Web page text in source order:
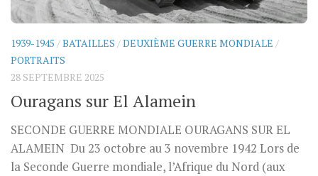
1939-1945 /BATAILLES /DEUXIÈME GUERRE MONDIALE /
PORTRAITS
28 SEPTEMBRE 2025
Ouragans sur El Alamein
SECONDE GUERRE MONDIALE OURAGANS SUR EL
ALAMEIN Du 23 octobre au 3 novembre 1942 Lors de
la Seconde Guerre mondiale, l’Afrique du Nord (aux